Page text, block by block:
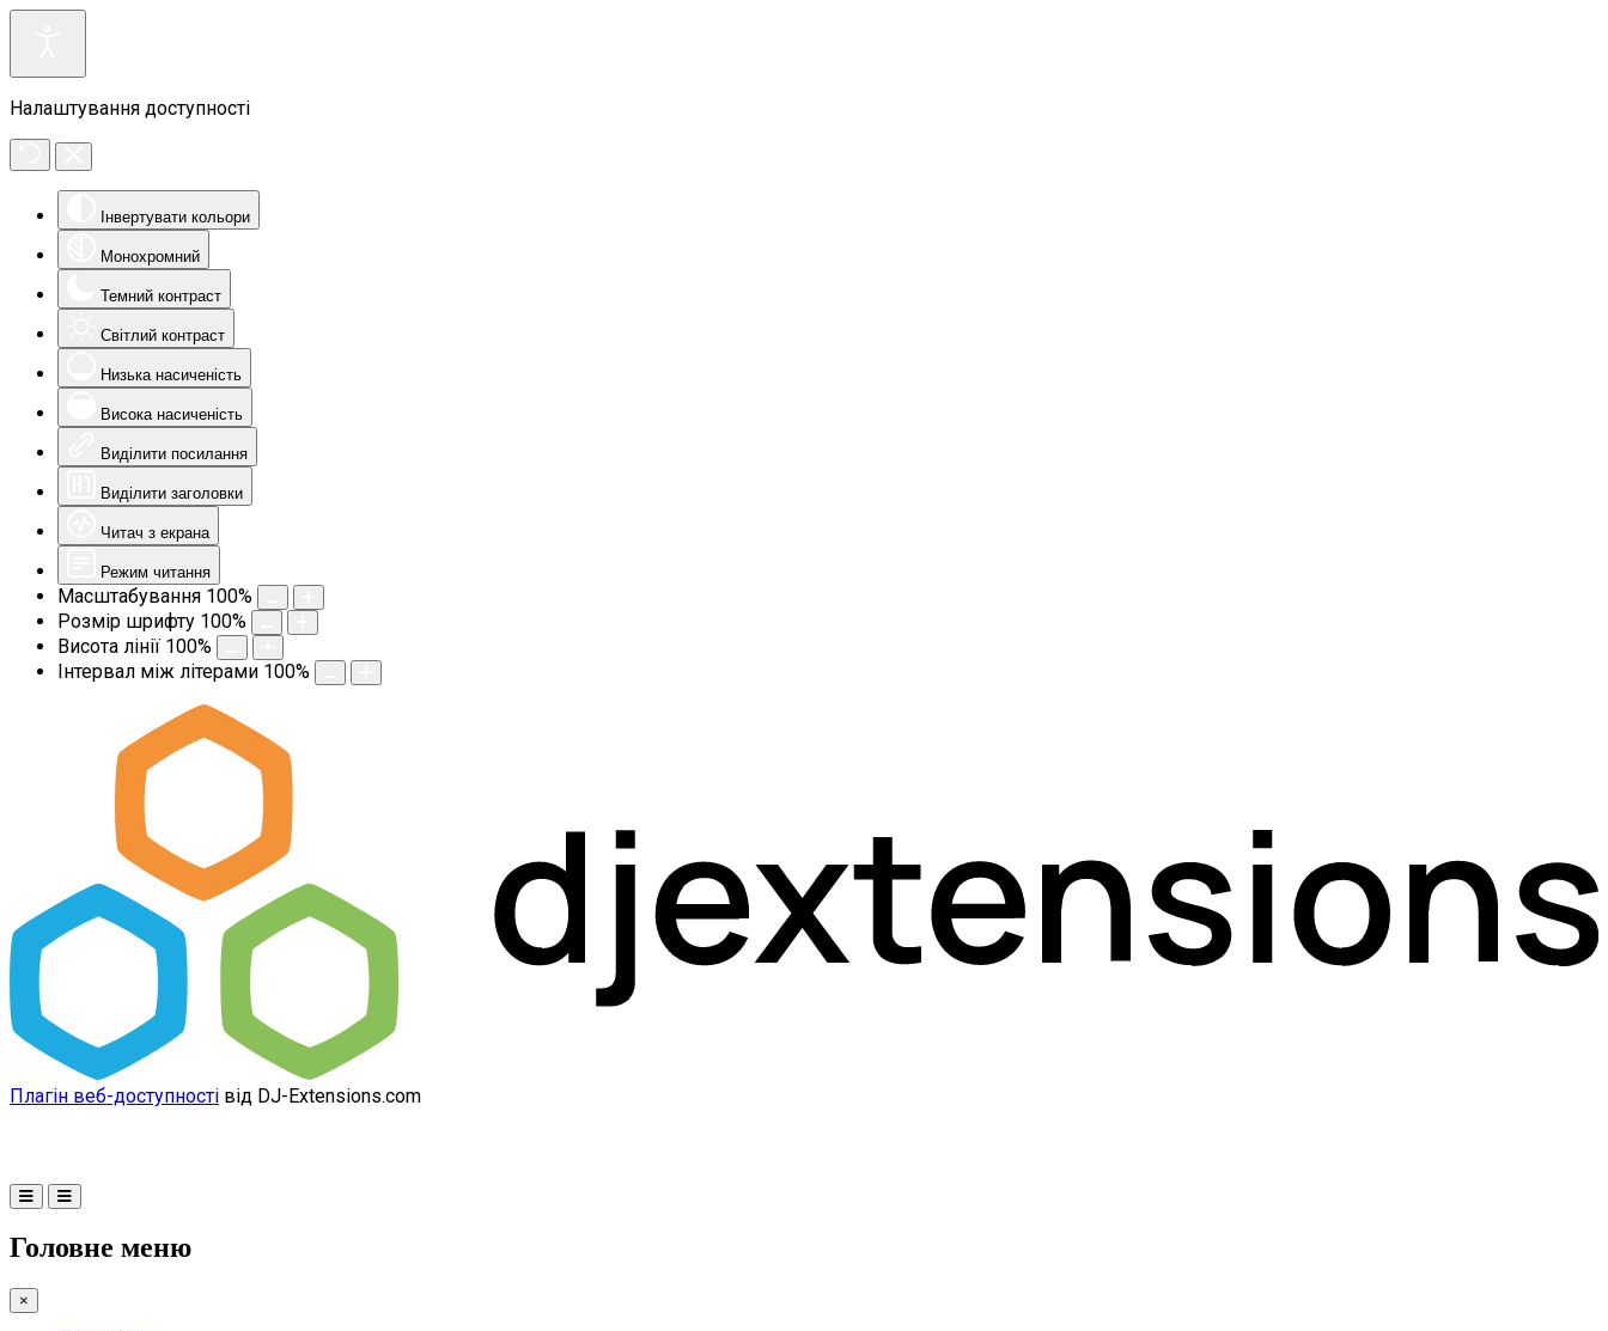
Налаштування доступності
Інвертувати кольори
Монохромний
Темний контраст
Світлий контраст
Низька насиченість
Висока насиченість
Виділити посилання
Виділити заголовки
Читач з екрана
Режим читання
Масштабування 100%
Розмір шрифту 100%
Висота лінії 100%
Інтервал між літерами 100%
Плагін веб-доступності від DJ-Extensions.com
Головне меню
×